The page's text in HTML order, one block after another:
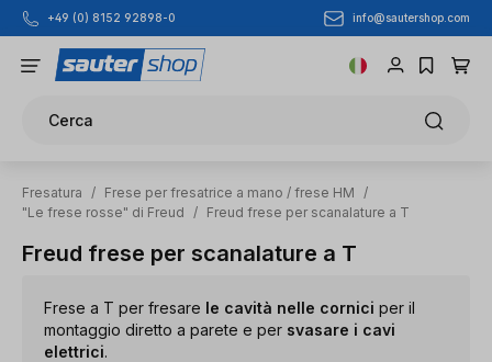
Passa al contenuto principale
+49 (0) 8152 92898-0 info@sautershop.com
Cerca
Fresatura / Frese per fresatrice a mano / frese HM
/
"Le frese rosse" di Freud
/ Freud frese per scanalature a T
Freud frese per scanalature a T
Frese a T per fresare le cavità nelle cornici per il
montaggio diretto a parete e per svasare i cavi
elettrici.